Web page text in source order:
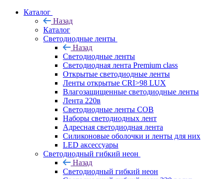
Каталог
Назад
Каталог
Светодиодные ленты
Назад
Светодиодные ленты
Светодиодная лента Premium class
Открытые светодиодные ленты
Ленты открытые CRI>98 LUX
Влагозащищенные светодиодные ленты
Лента 220в
Светодиодные ленты COB
Наборы светодиодных лент
Адресная светодиодная лента
Силиконовые оболочки и ленты для них
LED аксессуары
Светодиодный гибкий неон
Назад
Светодиодный гибкий неон